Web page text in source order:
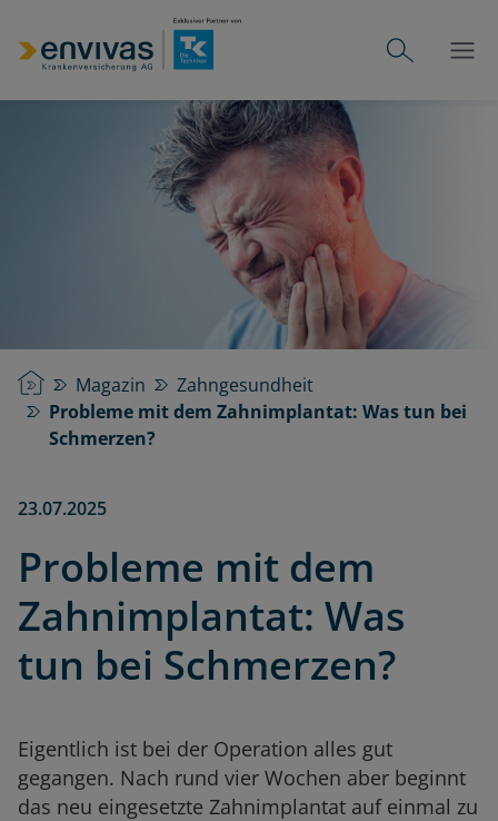
StartseiteMagazin
Zahngesundheit
Probleme mit dem Zahnimplantat: Was tun bei
Schmerzen?
23.07.2025
Probleme mit dem
Zahnimplantat: Was
tun bei Schmerzen?
Eigentlich ist bei der Operation alles gut
gegangen. Nach rund vier Wochen aber beginnt
das neu eingesetzte Zahnimplantat auf einmal zu